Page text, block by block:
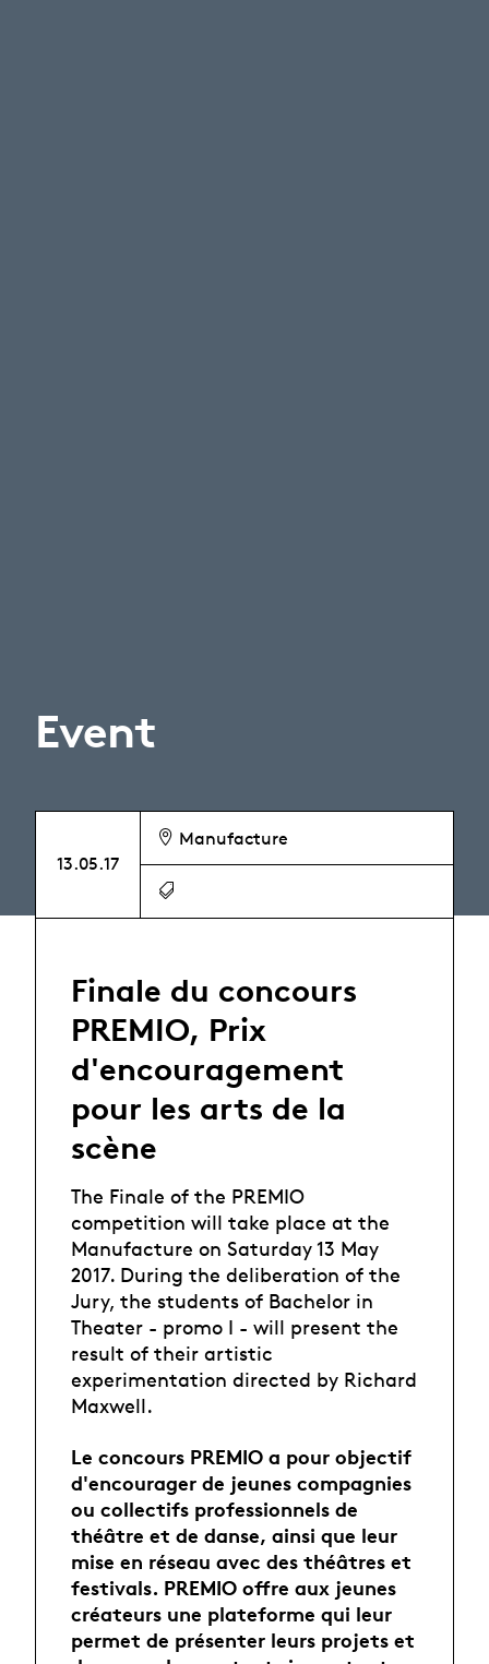
Event
13.05.17
Manufacture
Finale du concours
PREMIO, Prix
d'encouragement
pour les arts de la
scène
The Finale of the PREMIO
competition will take place at the
Manufacture on Saturday 13 May
2017. During the deliberation of the
Jury, the students of Bachelor in
Theater - promo I - will present the
result of their artistic
experimentation directed by Richard
Maxwell.
Le concours PREMIO a pour objectif
d'encourager de jeunes compagnies
ou collectifs professionnels de
théâtre et de danse, ainsi que leur
mise en réseau avec des théâtres et
festivals. PREMIO offre aux jeunes
créateurs une plateforme qui leur
permet de présenter leurs projets et